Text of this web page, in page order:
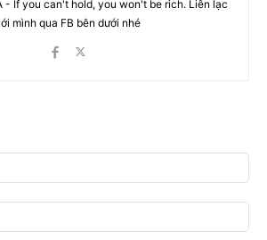
- If you can't hold, you won't be rich. Liên lạc
mình qua FB bên dưới nhé